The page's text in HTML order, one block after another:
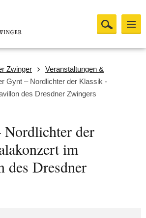
Zwinger
Veranstaltungen &
Gynt – Nordlichter der Klassik -
des Dresdner Zwingers
Nordlichter der
im
des Dresdner